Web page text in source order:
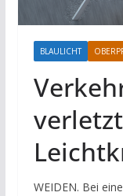
BLAULICHT
WEIDEN. Bei